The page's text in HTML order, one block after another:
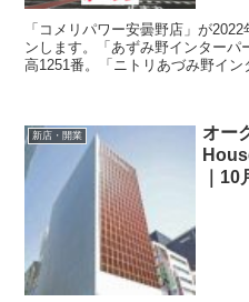
「コメリパワー安曇野店」が
ンします。「あずみ野インター
高1251番。「ニトリあづみ野イ
エリア。売場面積：9,235平方メ
新店・開業
オー
｜